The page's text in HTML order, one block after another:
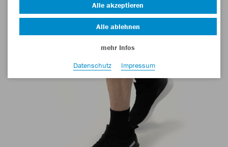
Alle akzeptieren
Alle ablehnen
mehr Infos
Datenschutz
Impressum